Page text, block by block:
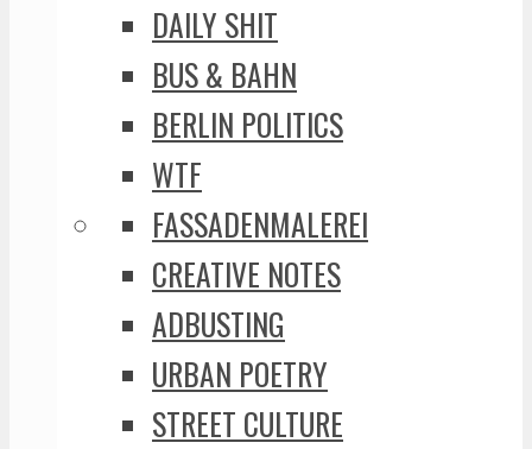
DAILY SHIT
BUS & BAHN
BERLIN POLITICS
WTF
FASSADENMALEREI
CREATIVE NOTES
ADBUSTING
URBAN POETRY
STREET CULTURE